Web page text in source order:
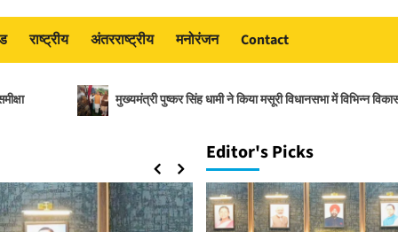
राष्ट्रीय अंतरराष्ट्रीय मनोरंजन Contact
मुख्यमंत्री पुष्कर सिंह धामी ने किया मसूरी विधानसभा में विभिन्न विकास योजनाओं का
Editor's Picks